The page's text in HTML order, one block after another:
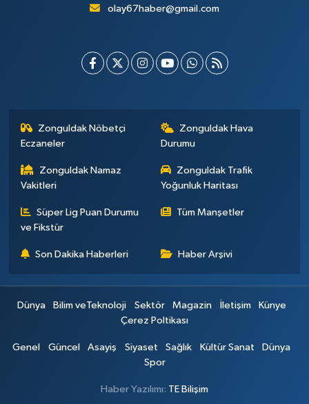
olay67haber@gmail.com
Zonguldak Nöbetçi
Eczaneler
Zonguldak Hava
Durumu
Zonguldak Namaz
Vakitleri
Zonguldak Trafik
Yoğunluk Haritası
Süper Lig Puan Durumu
ve Fikstür
Tüm Manşetler
Son Dakika Haberleri Haber Arşivi
Dünya Bilim veTeknoloji Sektör Magazin İletişim
Künye
Çerez Poltikası
Genel Güncel Asayiş Siyaset Sağlık Kültür Sanat
Dünya
Spor
Haber Yazılımı: TE Bilişim